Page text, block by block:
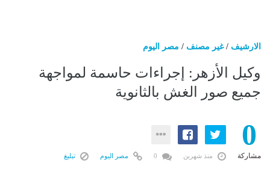
الارشيف /غير مصنف / مصر اليوم
وكيل الأزهر: إجراءات حاسمة لمواجهة
جميع صور الغش بالثانوية
0
مشاركة منذ شهرين مصر اليوم تبليغ